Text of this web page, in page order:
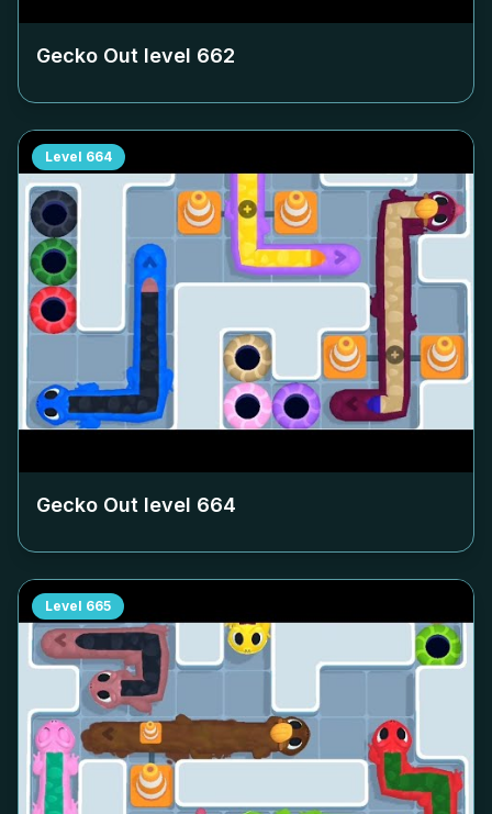
Gecko Out level 662
Level 664
Gecko Out level 664
Level 665